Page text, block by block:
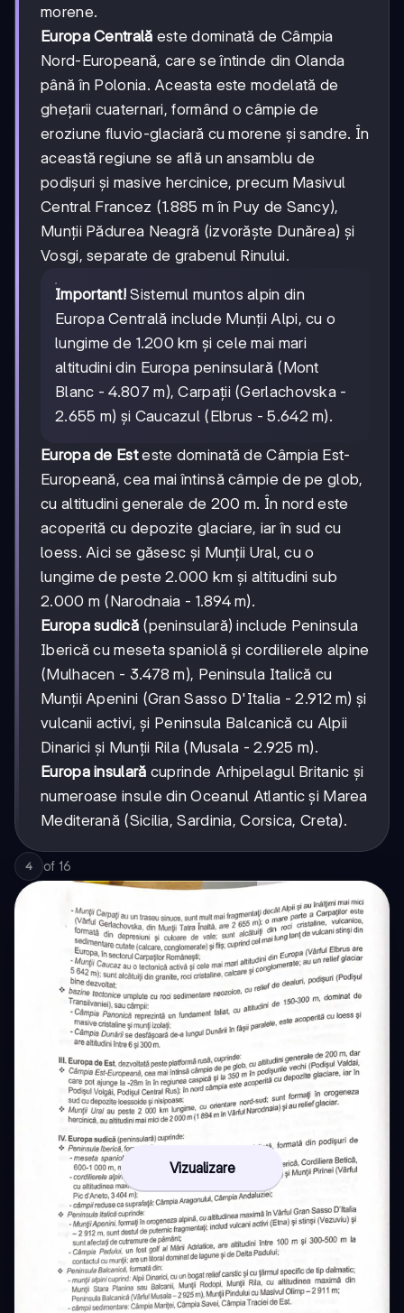
morene.
Europa Centrală este dominată de Câmpia
Nord-Europeană, care se întinde din Olanda
până în Polonia. Aceasta este modelată de
ghețarii cuaternari, formând o câmpie de
eroziune fluvio-glaciară cu morene și sandre. În
această regiune se află un ansamblu de
podișuri și masive hercinice, precum Masivul
Central Francez (1.885 m în Puy de Sancy),
Munții Pădurea Neagră (izvorăște Dunărea) și
Vosgi, separate de grabenul Rinului.
Important! Sistemul muntos alpin din
Europa Centrală include Munții Alpi, cu o
lungime de 1.200 km și cele mai mari
altitudini din Europa peninsulară (Mont
Blanc - 4.807 m), Carpații (Gerlachovska -
2.655 m) și Caucazul (Elbrus - 5.642 m).
Europa de Esteste dominată de Câmpia Est-
Europeană, cea mai întinsă câmpie de pe glob,
cu altitudini generale de 200 m. În nord este
acoperită cu depozite glaciare, iar în sud cu
loess. Aici se găsesc și Munții Ural, cu o
lungime de peste 2.000 km și altitudini sub
2.000 m (Narodnaia - 1.894 m).
Europa sudică(peninsulară) include Peninsula
Iberică cu meseta spaniolă și cordilierele alpine
(Mulhacen - 3.478 m), Peninsula Italică cu
Munții Apenini (Gran Sasso D'Italia - 2.912 m) și
vulcanii activi, și Peninsula Balcanică cu Alpii
Dinarici și Munții Rila (Musala - 2.925 m).
Europa insulară cuprinde Arhipelagul Britanic și
numeroase insule din Oceanul Atlantic și Marea
Mediterană (Sicilia, Sardinia, Corsica, Creta).
4 of 16
Vizualizare